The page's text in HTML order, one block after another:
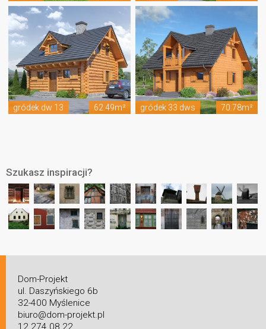
gródek dw 13 62.49m² gródek 33 dws 70.78m²
Szukasz inspiracji?
Dom-Projekt
ul. Daszyńskiego 6b
32-400 Myślenice
biuro@dom-projekt.pl
12 274 08 22